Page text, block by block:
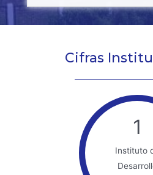
Cifras
1
Instituto